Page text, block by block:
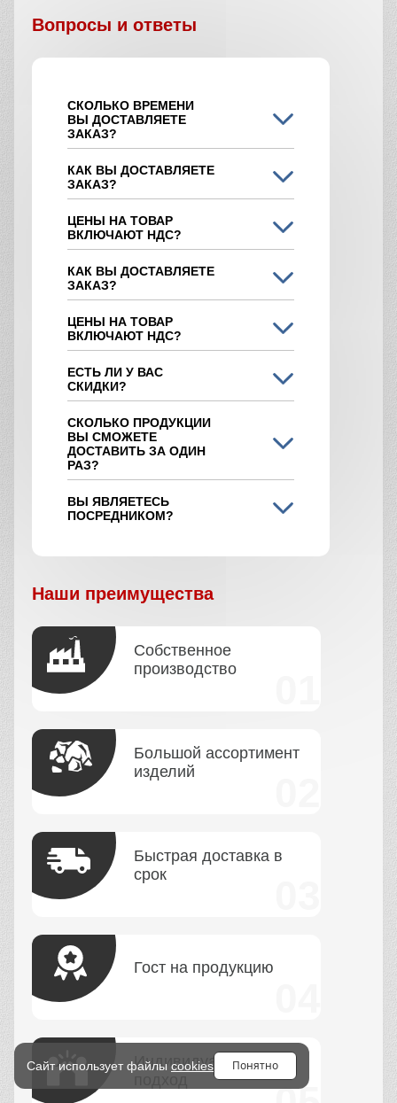
Вопросы и ответы
СКОЛЬКО ВРЕМЕНИ
ВЫ ДОСТАВЛЯЕТЕ
ЗАКАЗ?
КАК ВЫ ДОСТАВЛЯЕТЕ
ЗАКАЗ?
ЦЕНЫ НА ТОВАР
ВКЛЮЧАЮТ НДС?
КАК ВЫ ДОСТАВЛЯЕТЕ
ЗАКАЗ?
ЦЕНЫ НА ТОВАР
ВКЛЮЧАЮТ НДС?
ЕСТЬ ЛИ У ВАС
СКИДКИ?
СКОЛЬКО ПРОДУКЦИИ
ВЫ СМОЖЕТЕ
ДОСТАВИТЬ ЗА ОДИН
РАЗ?
ВЫ ЯВЛЯЕТЕСЬ
ПОСРЕДНИКОМ?
Наши преимущества
Собственное
производство
Большой ассортимент
изделий
Быстрая доставка в
срок
Гост на продукцию
Индивидуальный
Сайт использует файлы cookies Понятно